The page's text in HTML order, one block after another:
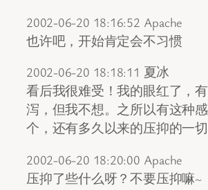
2002-06-20 18:16:52 Apache
也许吧，开始肯定会不习惯
2002-06-20 18:18:11 夏冰
看后我很难受！我的眼红了，
泻，但我不想。之所以有这种
个，还有多久以来的压抑的一切
2002-06-20 18:20:00 Apache
压抑了些什么呀？不要压抑嘛~